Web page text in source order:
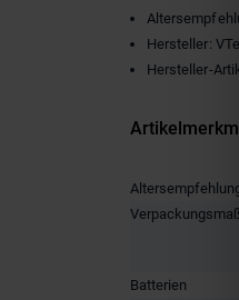
Hersteller:
Hersteller-
Batterien